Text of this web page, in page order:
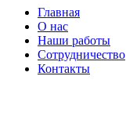
Главная
О нас
Наши работы
Сотрудничество
Контакты